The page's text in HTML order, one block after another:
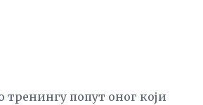
тренингу попут оног који